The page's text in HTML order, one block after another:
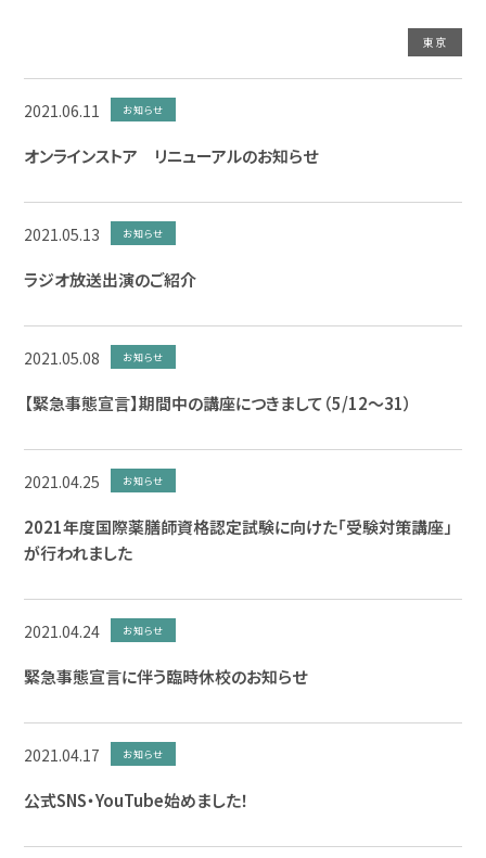
東京
2021.06.11 お知らせ
オンラインストア リニューアルのお知らせ
2021.05.13 お知らせ
ラジオ放送出演のご紹介
2021.05.08 お知らせ
【緊急事態宣言】期間中の講座につきまして（5/12～31）
2021.04.25 お知らせ
2021年度国際薬膳師資格認定試験に向けた「受験対策講座」
が行われました
2021.04.24 お知らせ
緊急事態宣言に伴う臨時休校のお知らせ
2021.04.17 お知らせ
公式SNS・YouTube始めました！